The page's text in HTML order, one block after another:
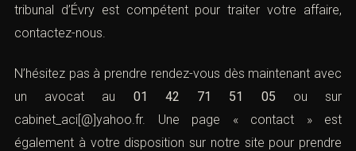
tribunal d’Évry est compétent pour traiter votre affaire,
contactez-nous.
N’hésitez pas à prendre rendez-vous dès maintenant avec
un avocat au 01 42 71 51 05 ou sur
cabinet_aci[@]yahoo.fr. Une page « contact » est
également à votre disposition sur notre site pour prendre